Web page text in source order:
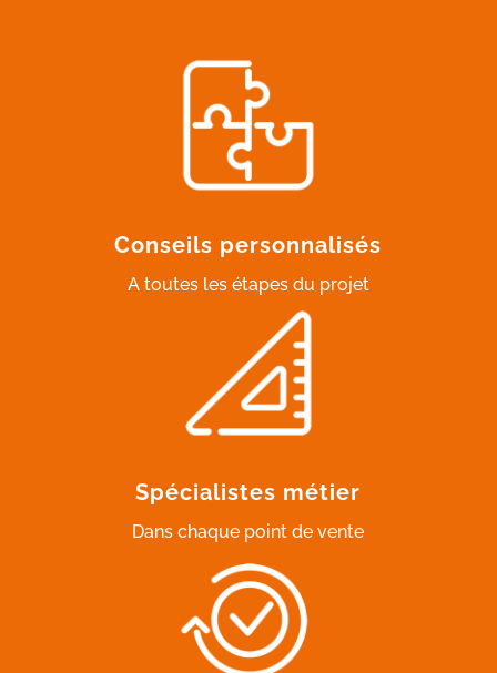
Conseils personnalisés
A toutes les étapes du projet
Spécialistes métier
Dans chaque point de vente